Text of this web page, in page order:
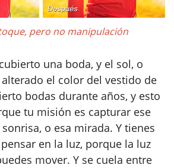
pero no manipulación
una boda, y el sol, o
el color del vestido de
bodas durante años, y esto
tu misión es capturar ese
o esa mirada. Y tienes
en la luz, porque la luz
mover. Y se cuela entre